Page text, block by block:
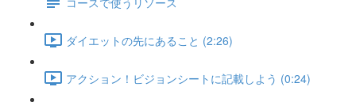
ダイエットの先にあること (2:26)
アクション！ビジョンシートに記載しよう (0:24)